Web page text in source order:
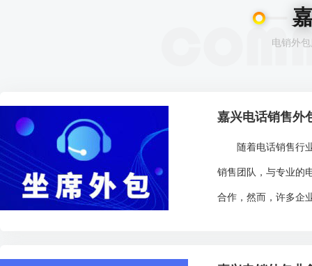
电销外
嘉兴电话销售外
随着电话销售行业
销售团队，与专业的
合作，然而，许多企